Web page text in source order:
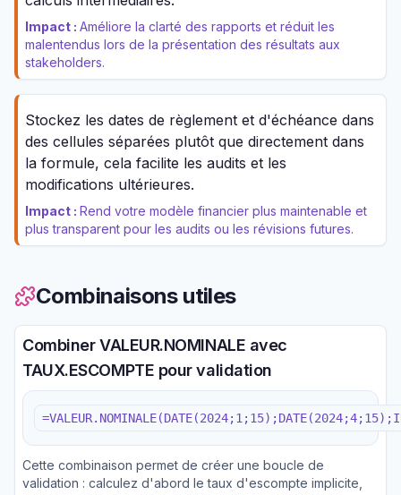
Impact : Améliore la clarté des rapports et réduit les
malentendus lors de la présentation des résultats aux
stakeholders.
Stockez les dates de règlement et d'échéance dans
des cellules séparées plutôt que directement dans
la formule, cela facilite les audits et les
modifications ultérieures.
Impact : Rend votre modèle financier plus maintenable et
plus transparent pour les audits ou les révisions futures.
Combinaisons utiles
Combiner VALEUR.NOMINALE avec
TAUX.ESCOMPTE pour validation
Cette combinaison permet de créer une boucle de
validation : calculez d'abord le taux d'escompte implicite,